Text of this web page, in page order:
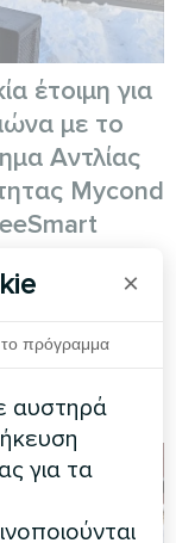
έτοιμη για
με το
Αντλίας
Mycond
θερμότητας
προσφέρει
σε ακραίες
σπίτι.
×
το πρόγραμμα
αυστηρά
για τα